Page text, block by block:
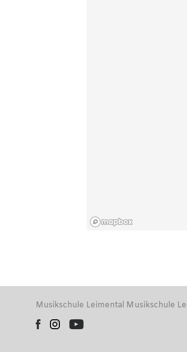
Musikschule Leimental Musikschule